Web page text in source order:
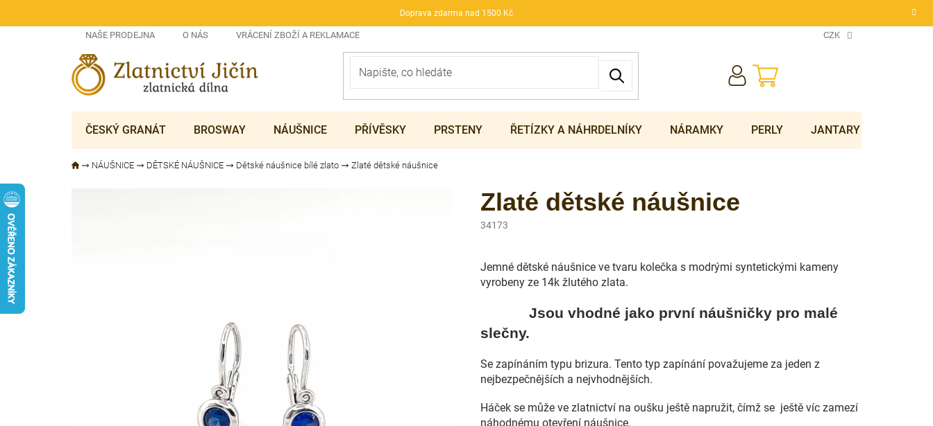
Doprava zdarma nad 1500 Kč
NAŠE PRODEJNA O NÁS VRÁCENÍ ZBOŽÍ A REKLAMACE CZK
NÁKUPNÍ
KOŠÍK
ČESKÝ GRANÁT BROSWAY NÁUŠNICE PŘÍVĚSKY PRSTENY ŘETÍZKY A NÁHRDELNÍKY NÁRAMKY PERLY JANTARY
NÁUŠNICE DĚTSKÉ NÁUŠNICE Dětské náušnice bílé zlato Zlaté dětské náušnice
Jemné dětské náušnice ve tvaru kolečka s modrými syntetickými kameny
vyrobeny ze 14k žlutého zlata.
Jsou vhodné jako první náušničky pro malé
slečny.
Se zapínáním typu brizura. Tento typ zapínání považujeme za jeden z
nejbezpečnějších a nejvhodnějších.
Háček se může ve zlatnictví na oušku ještě napružit, čímž se ještě víc zamezí
náhodnému otevření náušnice.
Zlaté dětské náušnice
34173